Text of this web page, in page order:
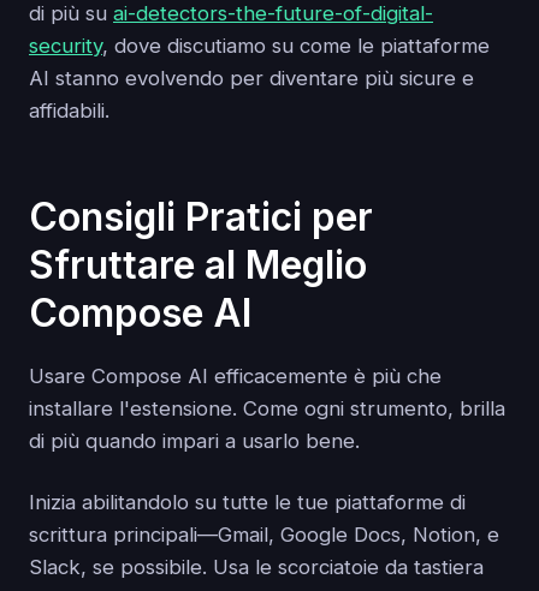
di più su ai-detectors-the-future-of-digital-
security, dove discutiamo su come le piattaforme
AI stanno evolvendo per diventare più sicure e
affidabili.
Consigli Pratici per
Sfruttare al Meglio
Compose AI
Usare Compose AI efficacemente è più che
installare l'estensione. Come ogni strumento, brilla
di più quando impari a usarlo bene.
Inizia abilitandolo su tutte le tue piattaforme di
scrittura principali—Gmail, Google Docs, Notion, e
Slack, se possibile. Usa le scorciatoie da tastiera